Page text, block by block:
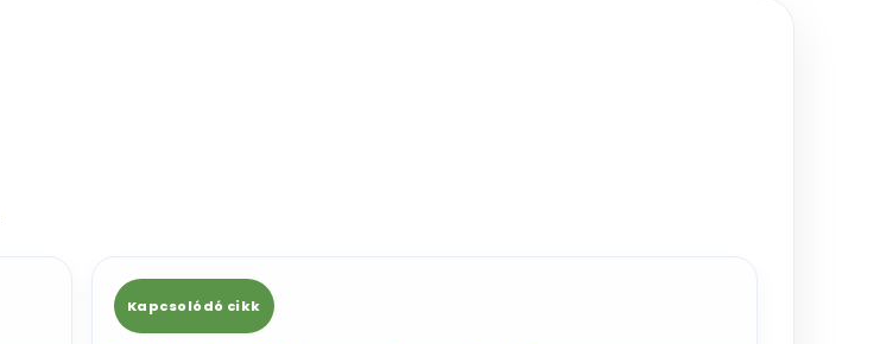
Kapcsolódó cikk